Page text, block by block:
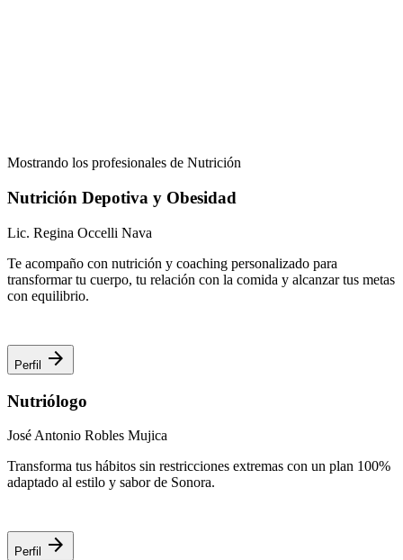
Mostrando los profesionales de Nutrición
Nutrición Depotiva y Obesidad
Lic. Regina Occelli Nava
Te acompaño con nutrición y coaching personalizado para
transformar tu cuerpo, tu relación con la comida y alcanzar tus metas
con equilibrio.
Perfil arrow_forward
Nutriólogo
José Antonio Robles Mujica
Transforma tus hábitos sin restricciones extremas con un plan 100%
adaptado al estilo y sabor de Sonora.
Perfil arrow_forward